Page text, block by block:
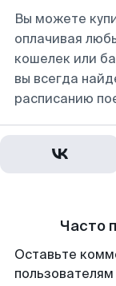
Вы можете
оплачивая
кошелек или
вы всегда
расписанию
Часто
Оставьте